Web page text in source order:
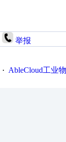
举报
· AbleCloud工业物联